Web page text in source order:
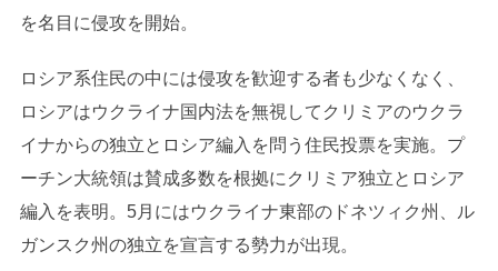
を名目に侵攻を開始。
ロシア系住民の中には侵攻を歓迎する者も少なくなく、
ロシアはウクライナ国内法を無視してクリミアのウクラ
イナからの独立とロシア編入を問う住民投票を実施。プ
ーチン大統領は賛成多数を根拠にクリミア独立とロシア
編入を表明。5月にはウクライナ東部のドネツィク州、ル
ガンスク州の独立を宣言する勢力が出現。